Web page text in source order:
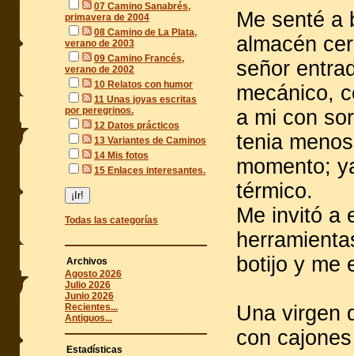
07 Camino Sanabrés,
primavera de 2004
08 Camino de La Plata,
verano de 2003
09 Camino Francés,
verano de 2002
10 Relatos con humor
11 Unas joyas escritas
por peregrinos.
12 Datos prácticos
13 Variantes de Caminos
14 Mis fotos
15 Enlaces interesantes.
Todas las categorías
Archivos
Agosto 2026
Julio 2026
Junio 2026
Recientes...
Antiguos...
Estadísticas
Me senté a
almacén
señor
mecánico,
a mi con
tenia
momento;
térmico.
Me invitó a
botijo y me
Una virgen
con